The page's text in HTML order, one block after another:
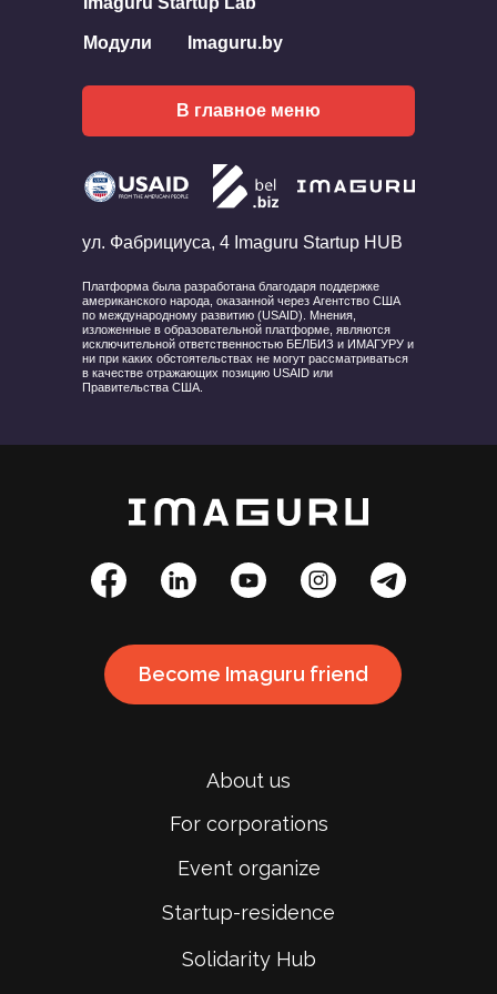
Модули Imaguru.by
ул. Фабрициуса, 4 Imaguru Startup HUB
Платформа была разработана благодаря поддержке
американского народа, оказанной через Агентство США
по международному развитию (USAID). Мнения,
изложенные в образовательной платформе, являются
исключительной ответственностью БЕЛБИЗ и ИМАГУРУ и
ни при каких обстоятельствах не могут рассматриваться
в качестве отражающих позицию USAID или
Правительства США.
В главное меню
About us
For corporations
Event organize
Startup-residence
Solidarity Hub
Become Imaguru friend